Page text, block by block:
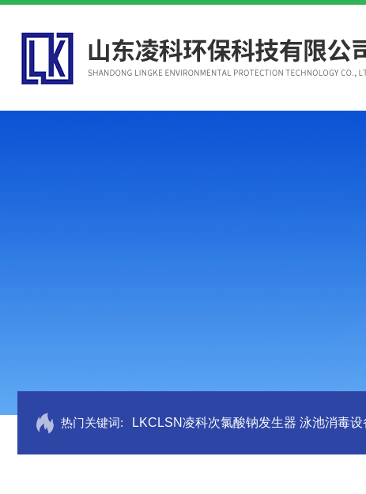
热门关键词: LKCLSN凌科次氯酸钠发生器 泳池消毒